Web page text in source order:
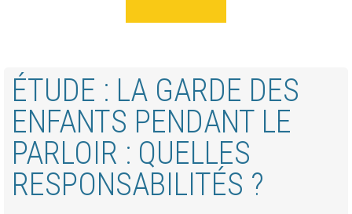
ÉTUDE : LA GARDE DES
ENFANTS PENDANT LE
PARLOIR : QUELLES
RESPONSABILITÉS ?